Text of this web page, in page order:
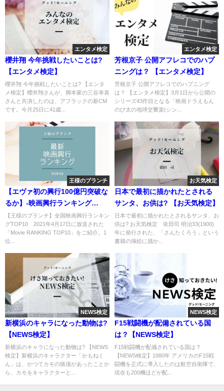
エンタメ検定
櫻井翔 今年挑戦したいことは?
【エンタメ検定】
櫻井翔 今年挑戦したいことは? 【エンタ
メ検定】櫻井翔さんが、脚本家の三谷幸喜
さんと共演したのは、アフラックの新CM
です。今月25日に41歳...
エンタメ検定
芳根京子 公開アフレコでのハプ
ニングは？ 【エンタメ検定】
芳根京子 公開アフレコでのハプニング
は？ 【エンタメ検定】3月1日から公開の
シリーズ43作目となる「映画ドラえもん
のび太の地球交響楽(シン...
王様のブランチ
【エヴァ初の興行100億円突破な
るか】-映画興行ランキング
TOP10
【王様のブランチ】全国映画興行ランキン
グTOP10 2021年4月17日に放送された
「Movie RANKING TOP10」をご紹介。1
位...
お天気検定
日本で最初に描かれたとされる
サンタ、お供は? 【お天気検定】
日本で最初に描かれたとされるサンタ、お
供は? お天気検定 依田司 明治33(1900)
年に発行された、「さんたくろう」という
書籍の挿絵に描か...
NEWS検定
新横浜のキャラになった動物は?
【NEWS検定】
新横浜のキャラになった動物は? 【NEWS
検定】新横浜のキャラクター「かもねく
ん」は、かつてカモの猟場があったことか
ら、カモをキャラクターと...
NEWS検定
F15戦闘機が配備されている国
は？【NEWS検定】
F15戦闘機が配備されている国は？
【NEWS検定】1980年 アメリカのF15戦
闘機を正式に導入したのは航空自衛隊で、
現在も200機ほどが配...